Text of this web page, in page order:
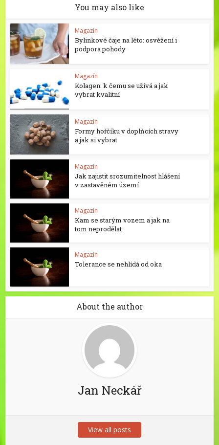
You may also like
Magazín
Bylinkové čaje na léto: osvěžení i
podpora pohody
Magazín
Kolagen: k čemu se užívá a jak
vybrat kvalitní
Magazín
Formy hořčíku v doplňcích stravy
a jak si vybrat
Magazín
Jak zajistit srozumitelnost hlášení
v zastavěném území
Magazín
Kam se starým vozem a jak na
tom neprodělat
Magazín
Tolerance se nehlídá od oka
About the author
Jan Neckář
View all posts